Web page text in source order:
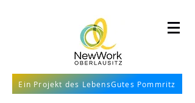
Ein Projekt des LebensGutes Pommritz